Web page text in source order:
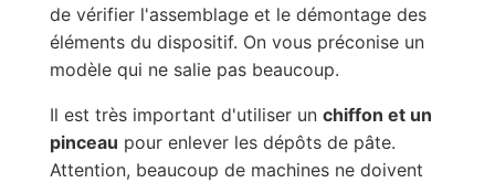
de vérifier l'assemblage et le démontage des
éléments du dispositif. On vous préconise un
modèle qui ne salie pas beaucoup.
Il est très important d'utiliser un chiffon et un
pinceau pour enlever les dépôts de pâte.
Attention, beaucoup de machines ne doivent